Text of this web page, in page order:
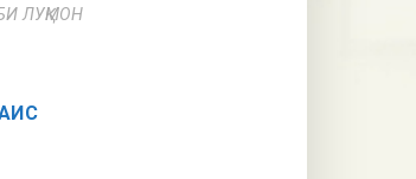
ЛУҚМОН